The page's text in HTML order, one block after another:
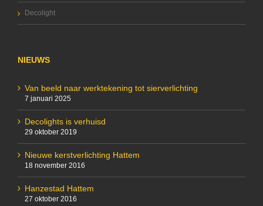
Decolight
NIEUWS
Van beeld naar werktekening tot sierverlichting
7 januari 2025
Decolights is verhuisd
29 oktober 2019
Nieuwe kerstverlichting Hattem
18 november 2016
Hanzestad Hattem
27 oktober 2016